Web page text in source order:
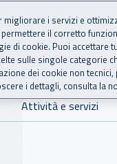
Attività e servizi
i servizi e
il corretto
di cookie. Puoi accettare
sulle singole categorie
dei cookie non tecnici,
i dettagli, consulta la